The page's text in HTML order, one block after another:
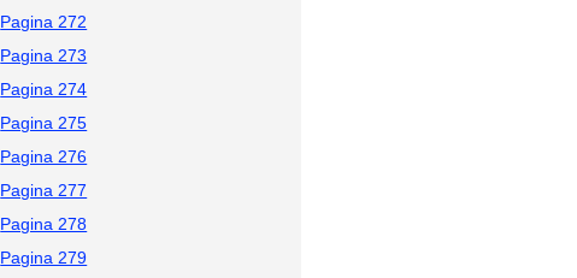
Pagina 272
Pagina 273
Pagina 274
Pagina 275
Pagina 276
Pagina 277
Pagina 278
Pagina 279